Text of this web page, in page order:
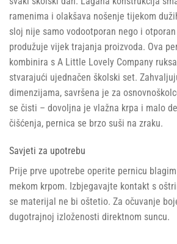
ramenima i olakšava nošenje tijekom
sloj nije samo vodootporan nego i
produžuje vijek trajanja proizvoda. Ova
kombinira s A Little Lovely Company
stvarajući ujednačen školski set.
dimenzijama, savršena je za
se čisti – dovoljna je vlažna krpa i malo
čišćenja, pernica se brzo suši na zraku.
Savjeti za upotrebu
Prije prve upotrebe operite pernicu
mekom krpom. Izbjegavajte kontakt s
se materijal ne bi oštetio. Za očuvanje
dugotrajnoj izloženosti direktnom suncu.